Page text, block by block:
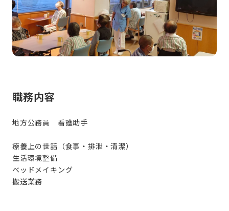
職務内容
地方公務員 看護助手
療養上の世話（食事・排泄・清潔）
生活環境整備
ベッドメイキング
搬送業務